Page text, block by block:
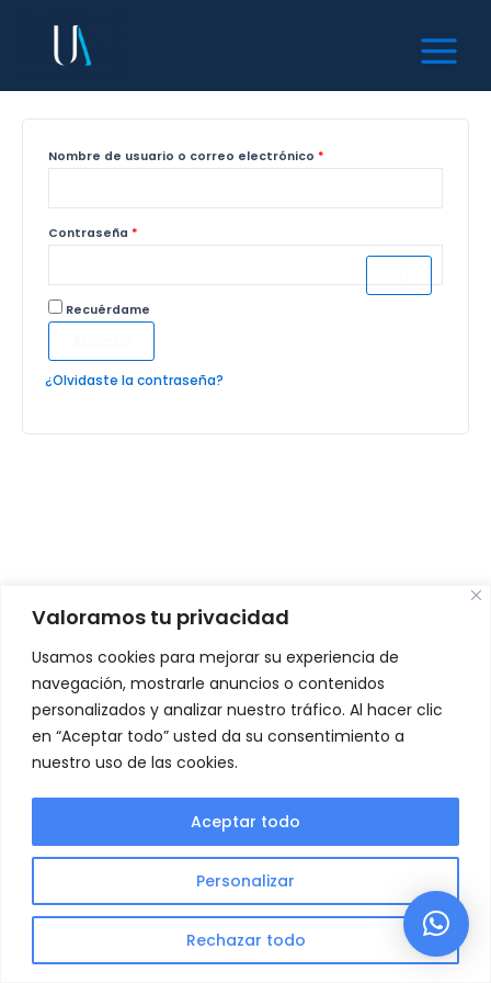
Valoramos tu privacidad
Usamos cookies para mejorar su experiencia de
navegación, mostrarle anuncios o contenidos
personalizados y analizar nuestro tráfico. Al hacer clic
en “Aceptar todo” usted da su consentimiento a
nuestro uso de las cookies.
Personalizar
Rechazar todo
Aceptar todo
Menu
Mi cuenta
Acceder
Nombre de usuario o correo electrónico *
Contraseña *
Recuérdame
¿Olvidaste la contraseña?
Política de privacidad
Aviso Legal
Política de Cookies
Copyright © 2026 | Urbina Asesores